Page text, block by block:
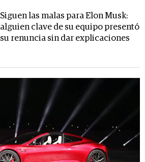
Siguen las malas para Elon Musk:
alguien clave de su equipo presentó
su renuncia sin dar explicaciones